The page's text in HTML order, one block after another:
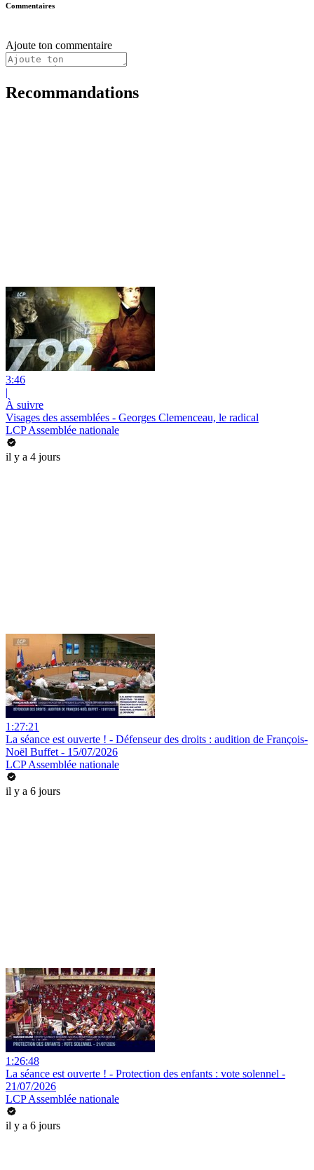
Commentaires
Ajoute ton commentaire
Recommandations
3:46
|
À suivre
Visages des assemblées - Georges Clemenceau, le radical
LCP Assemblée nationale
il y a 4 jours
1:27:21
La séance est ouverte ! - Défenseur des droits : audition de François-
Noël Buffet - 15/07/2026
LCP Assemblée nationale
il y a 6 jours
1:26:48
La séance est ouverte ! - Protection des enfants : vote solennel -
21/07/2026
LCP Assemblée nationale
il y a 6 jours